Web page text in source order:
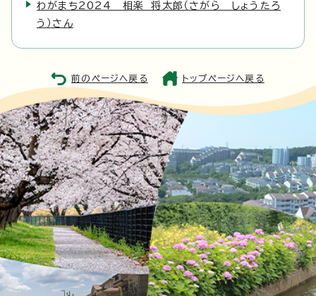
わがまち2024 相楽 将太郎（さがら しょうたろ
う）さん
前のページへ戻る トップページへ戻る